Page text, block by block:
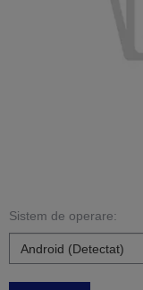
Sistem de operare: